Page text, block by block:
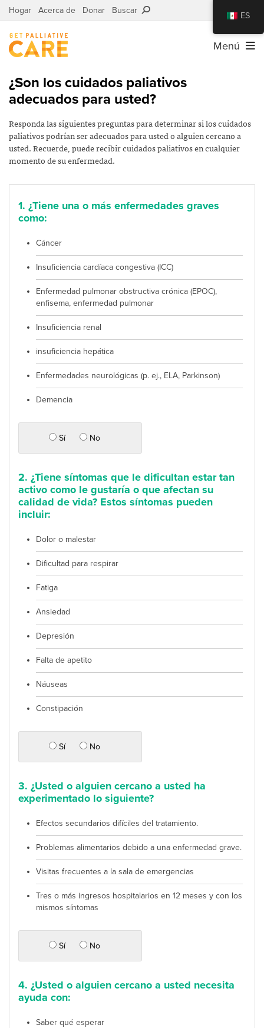
Hogar Acerca de Donar Buscar
Menú
¿Son los cuidados paliativos
adecuados para usted?
Responda las siguientes preguntas para determinar si los cuidados
paliativos podrían ser adecuados para usted o alguien cercano a
usted. Recuerde, puede recibir cuidados paliativos en cualquier
momento de su enfermedad.
1. ¿Tiene una o más enfermedades graves
como:
Cáncer
Insuficiencia cardíaca congestiva (ICC)
Enfermedad pulmonar obstructiva crónica (EPOC),
enfisema, enfermedad pulmonar
Insuficiencia renal
insuficiencia hepática
Enfermedades neurológicas (p. ej., ELA, Parkinson)
Demencia
Sí No
2. ¿Tiene síntomas que le dificultan estar tan
activo como le gustaría o que afectan su
calidad de vida? Estos síntomas pueden
incluir:
Dolor o malestar
Dificultad para respirar
Fatiga
Ansiedad
Depresión
Falta de apetito
Náuseas
Constipación
Sí No
3. ¿Usted o alguien cercano a usted ha
experimentado lo siguiente?
Efectos secundarios difíciles del tratamiento.
Problemas alimentarios debido a una enfermedad grave.
Visitas frecuentes a la sala de emergencias
Tres o más ingresos hospitalarios en 12 meses y con los
mismos síntomas
Sí No
4. ¿Usted o alguien cercano a usted necesita
ayuda con:
Saber qué esperar
ES